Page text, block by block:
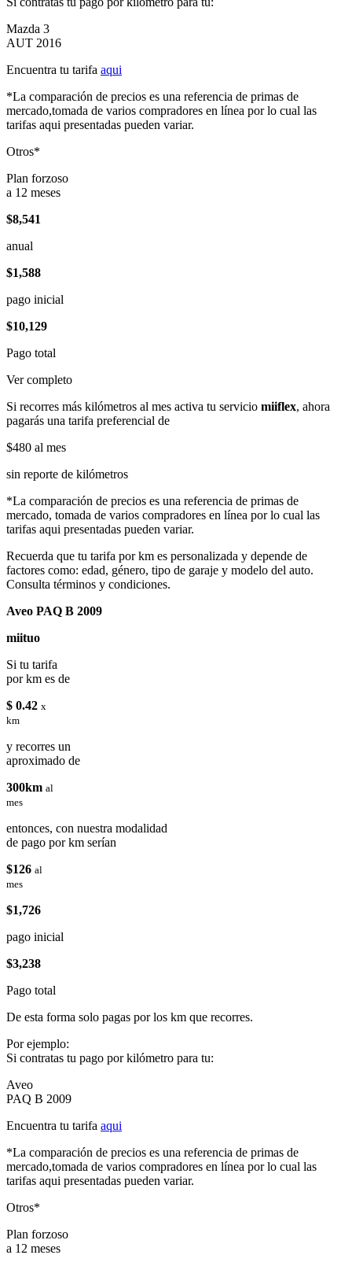
Mazda 3
AUT 2016
Encuentra tu tarifa aqui
*La comparación de precios es una referencia de primas de
mercado,tomada de varios compradores en línea por lo cual las
tarifas aqui presentadas pueden variar.
Otros*
Plan forzoso
a 12 meses
$8,541
anual
$1,588
pago inicial
$10,129
Pago total
Ver completo
Si recorres más kilómetros al mes activa tu servicio miiflex, ahora
pagarás una tarifa preferencial de
$480 al mes
sin reporte de kilómetros
*La comparación de precios es una referencia de primas de
mercado, tomada de varios compradores en línea por lo cual las
tarifas aqui presentadas pueden variar.
Recuerda que tu tarifa por km es personalizada y depende de
factores como: edad, género, tipo de garaje y modelo del auto.
Consulta términos y condiciones.
Aveo PAQ B 2009
miituo
Si tu tarifa
por km es de
$ 0.42 x
km
y recorres un
aproximado de
300km al
mes
entonces, con nuestra modalidad
de pago por km serían
$126 al
mes
$1,726
pago inicial
$3,238
Pago total
De esta forma solo pagas por los km que recorres.
Por ejemplo:
Si contratas tu pago por kilómetro para tu:
Aveo
PAQ B 2009
Encuentra tu tarifa aqui
*La comparación de precios es una referencia de primas de
mercado,tomada de varios compradores en línea por lo cual las
tarifas aqui presentadas pueden variar.
Otros*
Plan forzoso
a 12 meses